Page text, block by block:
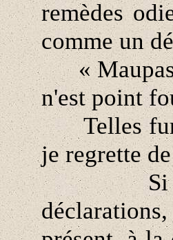
remèdes
comme un
«
n'est point
Telles
je regrette
Si